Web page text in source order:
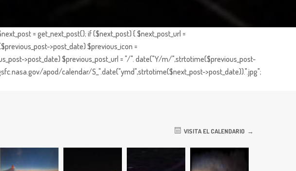
= get_next_post(); if ($next_post) { $next_post_url =
>post_date) $previous_icon =
>post_date) $previous_post_url = "/". date("Y/m/",strtotime($previous_post-
apod/calendar/S_".date("ymd",strtotime($next_post->post_date)).".jpg";
VISITA EL CALENDARIO